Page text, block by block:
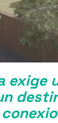
exige